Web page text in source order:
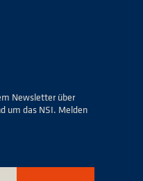
Newsletter über
um das NSI. Melden